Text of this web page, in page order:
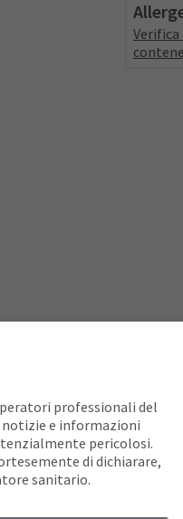
del Tissue
e nella rimozione
nel solco
efficace e sicuro
professionali del
e informazioni
pericolosi.
di dichiarare,
sanitario.